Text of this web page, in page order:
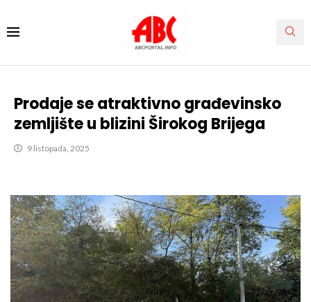
Prodaje se atraktivno građevinsko
zemljište u blizini Širokog Brijega
9 listopada, 2025